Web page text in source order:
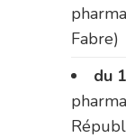
Fabre)
du